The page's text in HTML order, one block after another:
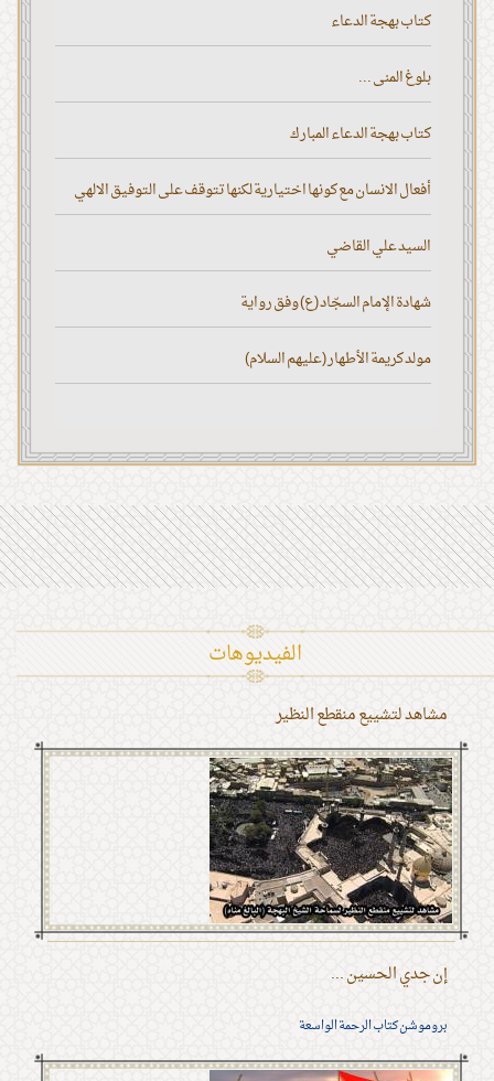
كتاب بهجة الدعاء
بلوغ المنى ...
كتاب بهجة الدعاء المبارك
أفعال الانسان مع كونها اختيارية لكنها تتوقف على التوفيق الالهي
السيد علي القاضي
شهادة الإمام السجّاد (ع) وفق رواية
مولد كريمة الأطهار (عليهم السلام)
الفیدیوهات
مشاهد لتشييع منقطع النظير
إن جدي الحسين ...
بروموشن كتاب الرحمة الواسعة